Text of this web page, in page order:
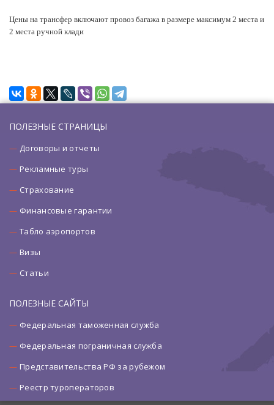
Цены на трансфер включают провоз багажа в размере максимум 2 места и
2 места ручной клади
ПОЛЕЗНЫЕ СТРАНИЦЫ
Договоры и отчеты
Рекламные туры
Страхование
Финансовые гарантии
Табло аэропортов
Визы
Статьи
ПОЛЕЗНЫЕ САЙТЫ
Федеральная таможенная служба
Федеральная пограничная служба
Представительства РФ за рубежом
Реестр туроператоров